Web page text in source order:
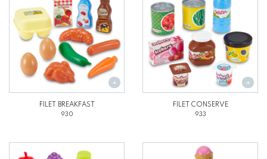
FILET BREAKFAST
930
FILET CONSERVE
933